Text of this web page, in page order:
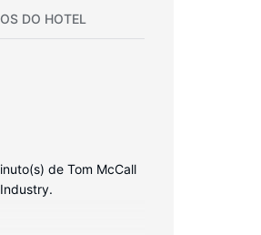
DO HOTEL
de Tom McCall